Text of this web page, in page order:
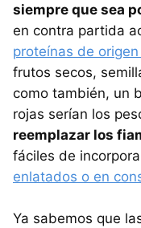
siempre que sea
en contra partida
proteínas de
frutos secos,
como también, un
rojas serían los
reemplazar los
fáciles de
enlatados o en
Ya sabemos que